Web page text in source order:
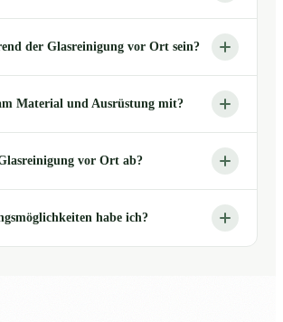
der Glasreinigung vor Ort sein?
Material und Ausrüstung mit?
vor Ort ab?
habe ich?